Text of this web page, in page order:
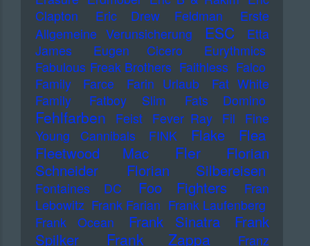
Clapton
Eric Drew Feldman
Erste
Allgemeine Verunsicherung
ESC
Etta
James
Eugen Cicero
Eurythmics
Fabulous Freak Brothers Faithless Falco
Family
Farce Farin Urlaub
Fat White
Family
Fatboy Slim Fats Domino
Fehlfarben Feist Fever Ray Fil
Fine
Young Cannibals
FINK Flake
Flea
Fleetwood Mac
Fler
Florian
Schneider
Florian Silbereisen
Fontaines DC Foo Fighters
Fran
Lebowitz Frank Farian Frank Laufenberg
Frank Ocean
Frank Sinatra
Frank
Spilker
Frank Zappa
Franz